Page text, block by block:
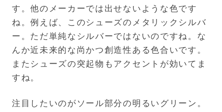
す。他のメーカーでは出せないような色です
ね。例えば、このシューズのメタリックシルバ
ー。ただ単純なシルバーではないのですね。な
んか近未来的な尚かつ創造性ある色合いです。
またシューズの突起物もアクセントが効いてま
すね。
注目したいのがソール部分の明るいグリーン。